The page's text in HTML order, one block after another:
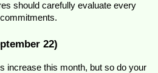
should carefully evaluate every
22)
increase this month, but so do your